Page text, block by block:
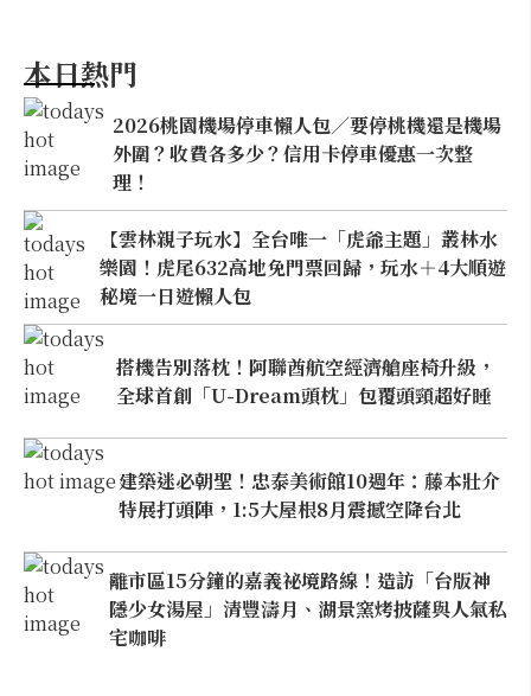
本日熱門
2026桃園機場停車懶人包／要停桃機還是機場
外圍？收費各多少？信用卡停車優惠一次整
理！
【雲林親子玩水】全台唯一「虎爺主題」叢林水
樂園！虎尾632高地免門票回歸，玩水＋4大順遊
秘境一日遊懶人包
搭機告別落枕！阿聯酋航空經濟艙座椅升級，
全球首創「U-Dream頭枕」包覆頭頸超好睡
建築迷必朝聖！忠泰美術館10週年：藤本壯介
特展打頭陣，1:5大屋根8月震撼空降台北
離市區15分鐘的嘉義祕境路線！造訪「台版神
隱少女湯屋」清豐濤月、湖景窯烤披薩與人氣私
宅咖啡